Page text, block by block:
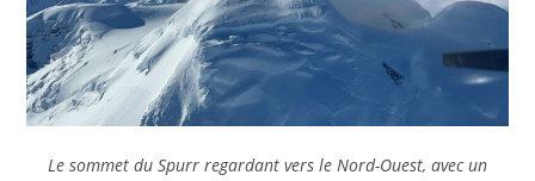
Le sommet du Spurr regardant vers le Nord-Ouest, avec un